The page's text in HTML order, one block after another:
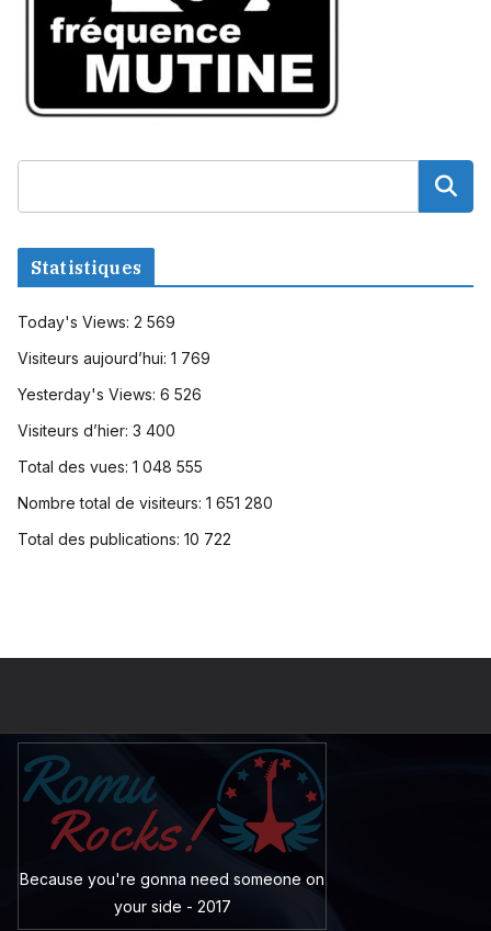
Statistiques
Today's Views: 2 569
Visiteurs aujourd’hui: 1 769
Yesterday's Views: 6 526
Visiteurs d’hier: 3 400
Total des vues: 1 048 555
Nombre total de visiteurs: 1 651 280
Total des publications: 10 722
Because you're gonna need someone on
your side - 2017